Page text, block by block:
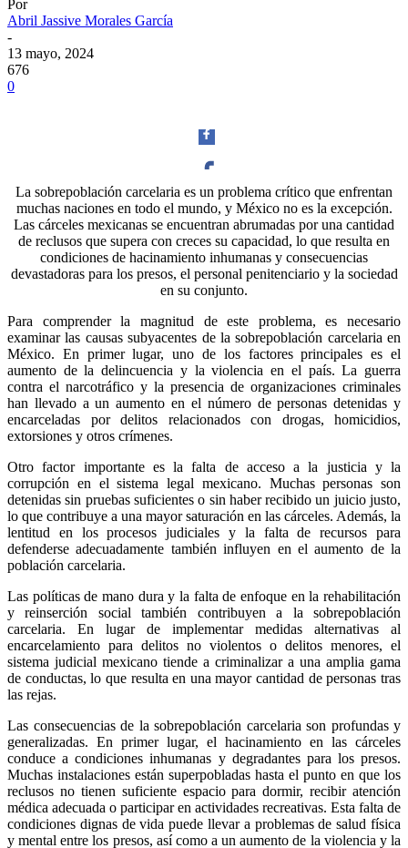
Por
Abril Jassive Morales García
-
13 mayo, 2024
676
0
Facebook
Whatsapp
Linkedin
La sobrepoblación carcelaria es un problema crítico que enfrentan
muchas naciones en todo el mundo, y México no es la excepción.
Las cárceles mexicanas se encuentran abrumadas por una cantidad
de reclusos que supera con creces su capacidad, lo que resulta en
condiciones de hacinamiento inhumanas y consecuencias
devastadoras para los presos, el personal penitenciario y la sociedad
en su conjunto.
Para comprender la magnitud de este problema, es necesario
examinar las causas subyacentes de la sobrepoblación carcelaria en
México. En primer lugar, uno de los factores principales es el
aumento de la delincuencia y la violencia en el país. La guerra
contra el narcotráfico y la presencia de organizaciones criminales
han llevado a un aumento en el número de personas detenidas y
encarceladas por delitos relacionados con drogas, homicidios,
extorsiones y otros crímenes.
Otro factor importante es la falta de acceso a la justicia y la
corrupción en el sistema legal mexicano. Muchas personas son
detenidas sin pruebas suficientes o sin haber recibido un juicio justo,
lo que contribuye a una mayor saturación en las cárceles. Además, la
lentitud en los procesos judiciales y la falta de recursos para
defenderse adecuadamente también influyen en el aumento de la
población carcelaria.
Las políticas de mano dura y la falta de enfoque en la rehabilitación
y reinserción social también contribuyen a la sobrepoblación
carcelaria. En lugar de implementar medidas alternativas al
encarcelamiento para delitos no violentos o delitos menores, el
sistema judicial mexicano tiende a criminalizar a una amplia gama
de conductas, lo que resulta en una mayor cantidad de personas tras
las rejas.
Las consecuencias de la sobrepoblación carcelaria son profundas y
generalizadas. En primer lugar, el hacinamiento en las cárceles
conduce a condiciones inhumanas y degradantes para los presos.
Muchas instalaciones están superpobladas hasta el punto en que los
reclusos no tienen suficiente espacio para dormir, recibir atención
médica adecuada o participar en actividades recreativas. Esta falta de
condiciones dignas de vida puede llevar a problemas de salud física
y mental entre los presos, así como a un aumento de la violencia y la